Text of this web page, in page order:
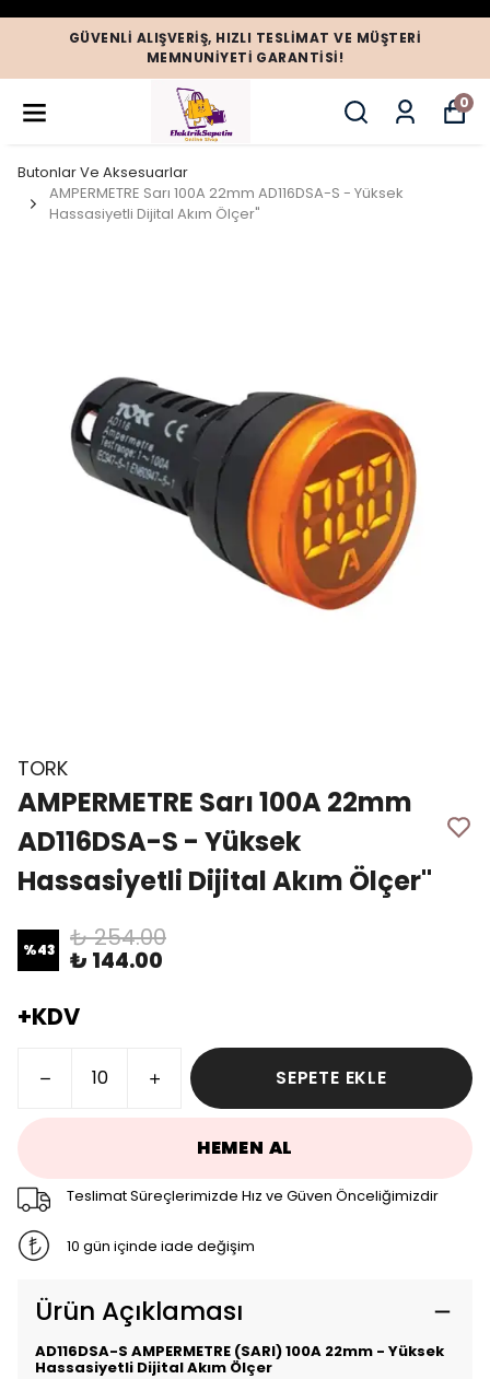
GÜVENLI ALIŞVERIŞ, HIZLI TESLIMAT VE MÜŞTERI
MEMNUNIYETI GARANTISI!
0
Butonlar Ve Aksesuarlar
AMPERMETRE Sarı 100A 22mm AD116DSA-S - Yüksek
Hassasiyetli Dijital Akım Ölçer"
TORK
AMPERMETRE Sarı 100A 22mm
AD116DSA-S - Yüksek
Hassasiyetli Dijital Akım Ölçer"
%43 ₺ 254.00
₺ 144.00
+KDV
SEPETE EKLE
HEMEN AL
Teslimat Süreçlerimizde Hız ve Güven Önceliğimizdir
10 gün içinde iade değişim
Ürün Açıklaması
AD116DSA-S AMPERMETRE (SARI) 100A 22mm - Yüksek
Hassasiyetli Dijital Akım Ölçer